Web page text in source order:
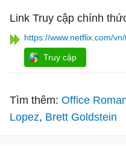
Link Truy cập chính
https://www.netflix.com/
Truy cập
Tìm thêm: Office
Lopez Brett Goldstein